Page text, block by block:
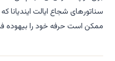
سناتورهای شجاع ایالت ایندیانا
ممکن است حرفه خود را بیهوده